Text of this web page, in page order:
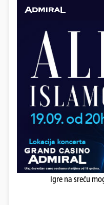
Igre na sreću